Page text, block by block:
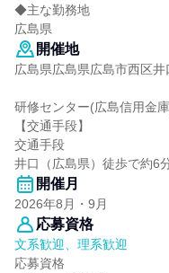
◆主な勤務地
広島県
開催地
広島県広島県広島市西区
研修センター(広島信用金
【交通手段】
交通手段
井口（広島県）徒歩で約6
開催月
2026年8月・9月
応募資格
文系歓迎、理系歓迎
応募資格